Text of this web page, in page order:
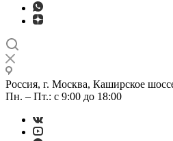
Россия, г. Москва, Каширское
Пн. – Пт.: с 9:00 до 18:00